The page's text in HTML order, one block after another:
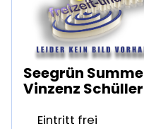
Seegrün
Vinzenz Schüller
Eintritt frei